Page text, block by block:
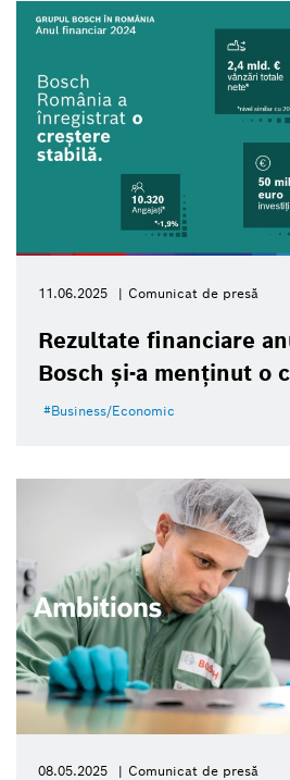
11.06.2025 Comunicat de presă
Rezultate financiare
Bosch și-a menținut o
Business/Economic
08.05.2025 Comunicat de presă